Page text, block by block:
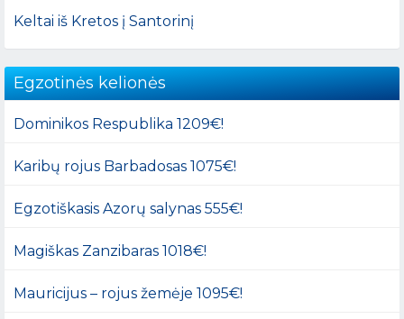
Keltai iš Kretos į Santorinį
Egzotinės kelionės
Dominikos Respublika 1209€!
Karibų rojus Barbadosas 1075€!
Egzotiškasis Azorų salynas 555€!
Magiškas Zanzibaras 1018€!
Mauricijus – rojus žemėje 1095€!